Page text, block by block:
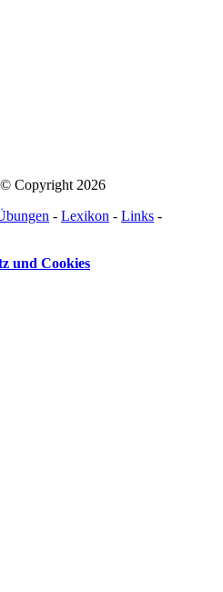
© Copyright 2026
- Lexikon - Links -
und Cookies